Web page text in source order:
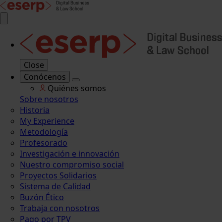
Close
Conócenos
Quiénes somos
Sobre nosotros
Historia
My Experience
Metodología
Profesorado
Investigación e innovación
Nuestro compromiso social
Proyectos Solidarios
Sistema de Calidad
Buzón Ético
Trabaja con nosotros
Pago por TPV